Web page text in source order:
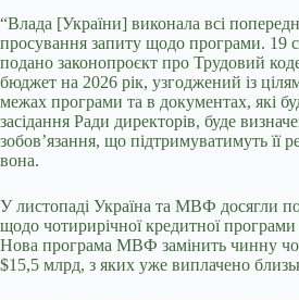
“Влада [України] виконала всі
просування запиту щодо програми. 19
подано законопроєкт про Трудовий
бюджет на 2026 рік, узгоджений із
межах програми та в документах, які
засідання Ради директорів, буде
зобов’язання, що підтримуватимуть її
вона.
У листопаді Україна та МВФ досягли
щодо чотирирічної кредитної
Нова програма МВФ замінить чинну
$15,5 млрд, з яких уже виплачено